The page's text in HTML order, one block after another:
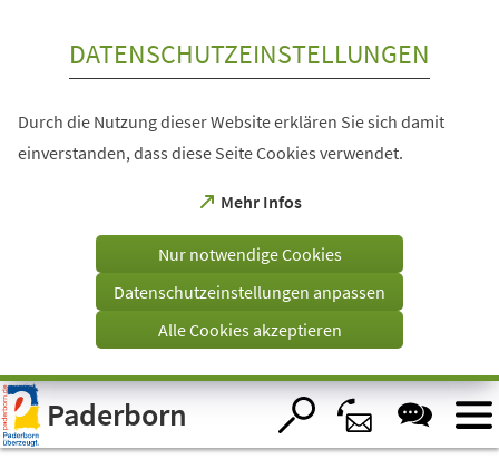
Visuelle
Assistenzsoftware
öffnen.
DATENSCHUTZEINSTELLUNGEN
Durch die Nutzung dieser Website erklären Sie sich damit
einverstanden, dass diese Seite Cookies verwendet.
Mehr Infos
(Öffnet
einem
Tab)
Nur notwendige Cookies
Datenschutzeinstellungen anpassen
Alle Cookies akzeptieren
Paderborn